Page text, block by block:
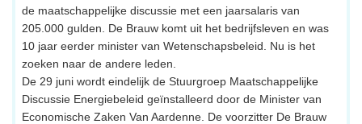
de maatschappelijke discussie met een jaarsalaris van
205.000 gulden. De Brauw komt uit het bedrijfsleven en was
10 jaar eerder minister van Wetenschapsbeleid. Nu is het
zoeken naar de andere leden.
De 29 juni wordt eindelijk de Stuurgroep Maatschappelijke
Discussie Energiebeleid geïnstalleerd door de Minister van
Economische Zaken Van Aardenne. De voorzitter De Brauw